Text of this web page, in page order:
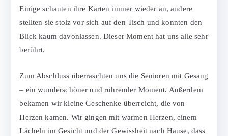
Einige schauten ihre Karten immer wieder an, andere
stellten sie stolz vor sich auf den Tisch und konnten den
Blick kaum davonlassen. Dieser Moment hat uns alle sehr
berührt.
Zum Abschluss überraschten uns die Senioren mit Gesang
– ein wunderschöner und rührender Moment. Außerdem
bekamen wir kleine Geschenke überreicht, die von
Herzen kamen. Wir gingen mit warmen Herzen, einem
Lächeln im Gesicht und der Gewissheit nach Hause, dass